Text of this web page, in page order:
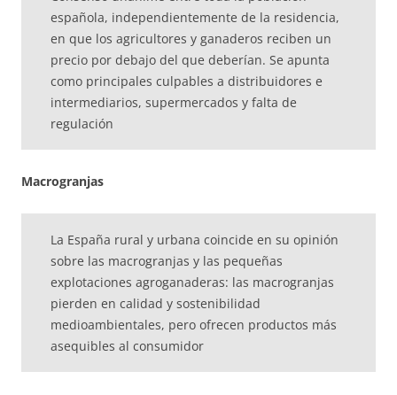
española, independientemente de la residencia,
en que los agricultores y ganaderos reciben un
precio por debajo del que deberían. Se apunta
como principales culpables a distribuidores e
intermediarios, supermercados y falta de
regulación
Macrogranjas
La España rural y urbana coincide en su opinión
sobre las macrogranjas y las pequeñas
explotaciones agroganaderas: las macrogranjas
pierden en calidad y sostenibilidad
medioambientales, pero ofrecen productos más
asequibles al consumidor